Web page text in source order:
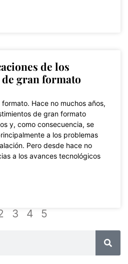
de los
gran formato
Hace no muchos años,
de gran formato
y, como consecuencia, se
a los problemas
Pero desde hace no
a los avances tecnológicos
3 4 5